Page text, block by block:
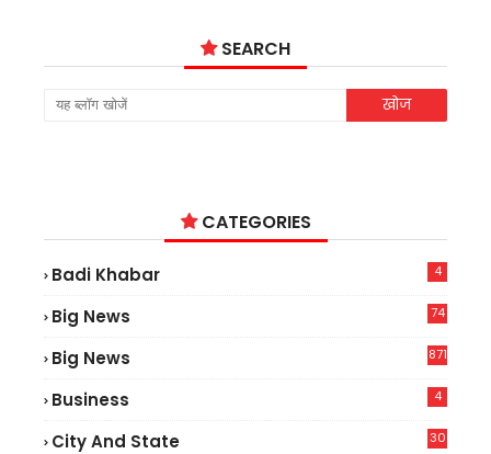
SEARCH
CATEGORIES
Badi Khabar 4
Big News
74
Big News 871
Business 4
City And State 30